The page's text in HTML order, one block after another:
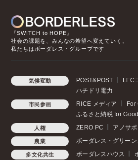
『SWITCH to HOPE』
社会の課題を、みんなの希望へ変えていく。
私たちはボーダレス・グループです
気候変動 POST&POST
LFC
ハチドリ電力
市民参画 RICE メディア
For
ふるさと納税 for Good
人権 ZERO PC アノサポ
農業 ボーダレス・グリーン
多文化共生 ボーダレスハウス